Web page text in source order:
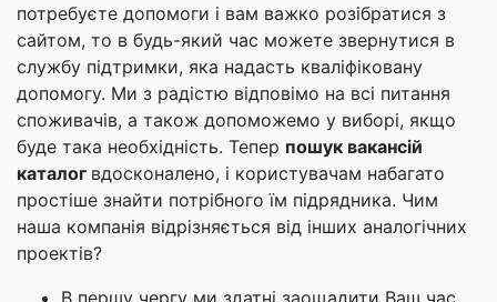
потребуєте допомоги і вам важко розібратися з
сайтом, то в будь-який час можете звернутися в
службу підтримки, яка надасть кваліфіковану
допомогу. Ми з радістю відповімо на всі питання
споживачів, а також допоможемо у виборі, якщо
буде така необхідність. Тепер пошук вакансій
каталог вдосконалено, і користувачам набагато
простіше знайти потрібного їм підрядника. Чим
наша компанія відрізняється від інших аналогічних
проектів?
В першу чергу ми здатні заощадити Ваш час.